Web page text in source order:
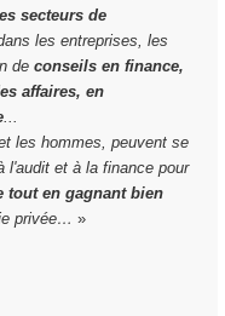
secteurs de
les entreprises, les
de conseils en finance,
affaires, en
...
les hommes, peuvent se
l'audit et à la finance pour
tout en gagnant bien
privée… »